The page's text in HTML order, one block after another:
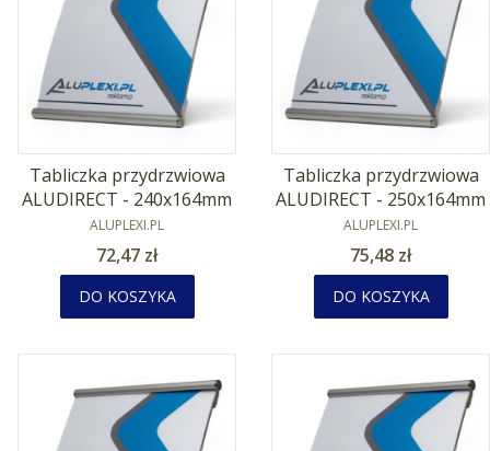
Tabliczka przydrzwiowa
ALUDIRECT - 240x164mm
PRODUCENT
ALUPLEXI.PL
Cena
72,47 zł
DO KOSZYKA
Tabliczka przydrzwiowa
ALUDIRECT - 250x164mm
PRODUCENT
ALUPLEXI.PL
Cena
75,48 zł
DO KOSZYKA